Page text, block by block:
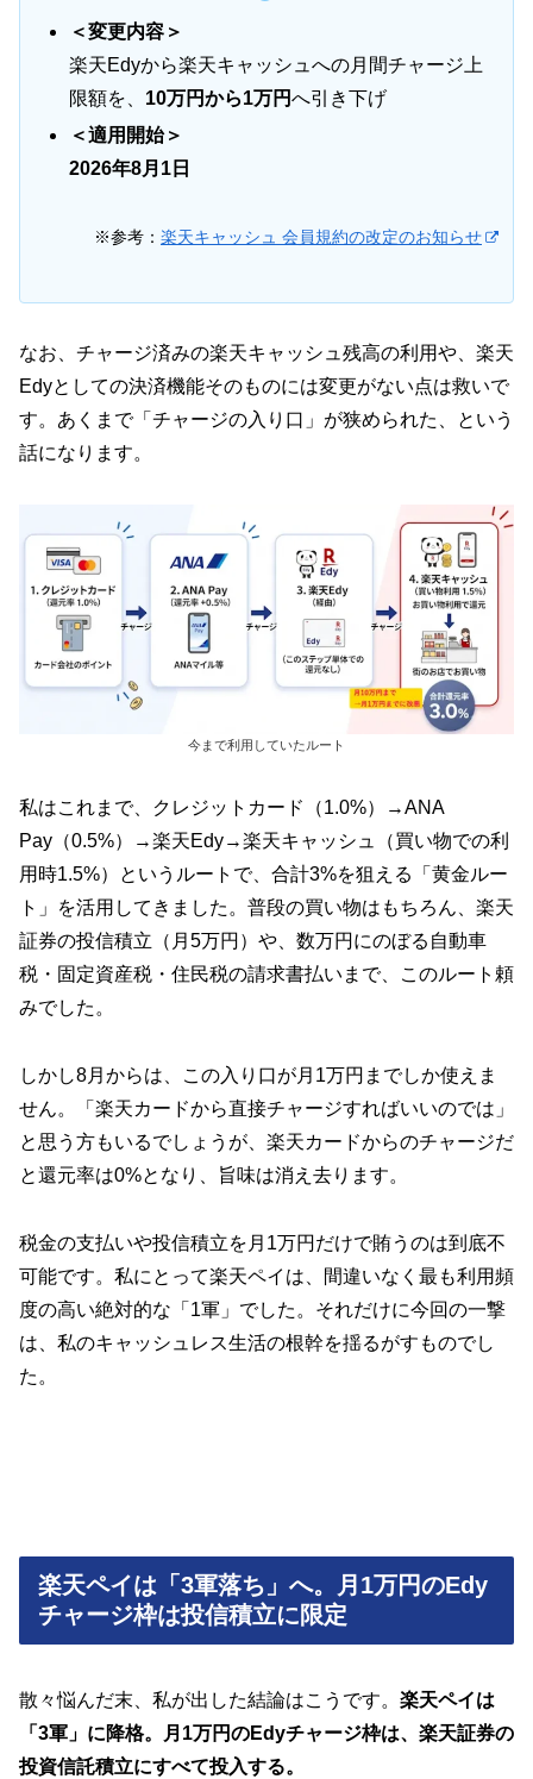
＜変更内容＞
楽天Edyから楽天キャッシュへの月間チャージ上
限額を、 10万円から1万円へ引き下げ
＜適用開始＞
2026年8月1日
※参考： 楽天キャッシュ 会員規約の改定のお知らせ
なお、チャージ済みの楽天キャッシュ残高の利用や、楽天
Edyとしての決済機能そのものには変更がない点は救いで
す。あくまで「チャージの入り口」が狭められた、という
話になります。
今まで利用していたルート
私はこれまで、クレジットカード（1.0%）→ANA
Pay（0.5%）→楽天Edy→楽天キャッシュ（買い物での利
用時1.5%）というルートで、合計3%を狙える「黄金ルー
ト」を活用してきました。普段の買い物はもちろん、楽天
証券の投信積立（月5万円）や、数万円にのぼる自動車
税・固定資産税・住民税の請求書払いまで、このルート頼
みでした。
しかし8月からは、この入り口が月1万円までしか使えま
せん。「楽天カードから直接チャージすればいいのでは」
と思う方もいるでしょうが、楽天カードからのチャージだ
と還元率は0%となり、旨味は消え去ります。
税金の支払いや投信積立を月1万円だけで賄うのは到底不
可能です。私にとって楽天ペイは、間違いなく最も利用頻
度の高い絶対的な「1軍」でした。それだけに今回の一撃
は、私のキャッシュレス生活の根幹を揺るがすものでし
た。
楽天ペイは「3軍落ち」へ。月1万円のEdy
チャージ枠は投信積立に限定
散々悩んだ末、私が出した結論はこうです。 楽天ペイは
「3軍」に降格。月1万円のEdyチャージ枠は、楽天証券の
投資信託積立にすべて投入する。